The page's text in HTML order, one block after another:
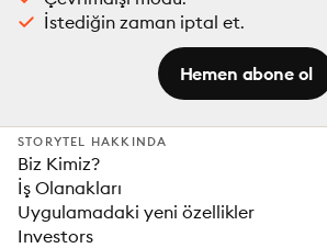
İstediğin zaman iptal et.
Hemen abone ol
STORYTEL HAKKINDA
Biz Kimiz?
İş Olanakları
Uygulamadaki yeni özellikler
Investors